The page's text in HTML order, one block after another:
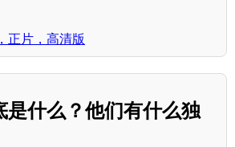
正片，高清版
是什么？他们有什么独